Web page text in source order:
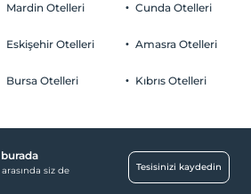
Halka Açık Otopark
ücretsizdir.
Mardin Otelleri
Eskişehir Otelleri
Bursa Otelleri
Cunda Otelleri
Amasra Otelleri
Kıbrıs Otelleri
burada
arasında siz de
Tesisinizi kaydedin